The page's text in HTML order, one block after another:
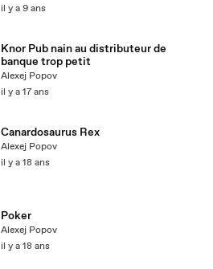
il y a 9 ans
Knor Pub nain au distributeur de
banque trop petit
Alexej Popov
il y a 17 ans
Canardosaurus Rex
Alexej Popov
il y a 18 ans
Poker
Alexej Popov
il y a 18 ans